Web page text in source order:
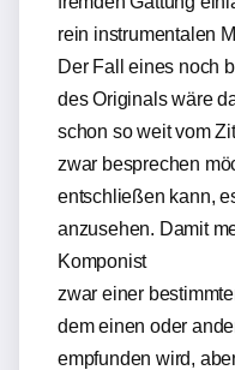
rein instrumentalen
Der Fall eines noch
des Originals wäre
schon so weit vom
zwar besprechen
entschließen kann,
anzusehen. Damit
Komponist
zwar einer
dem einen oder
empfunden wird,